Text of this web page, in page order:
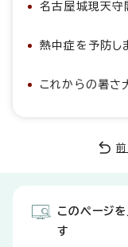
名古屋城現天守
熱中症を予防し
これからの暑さ
このページ
す